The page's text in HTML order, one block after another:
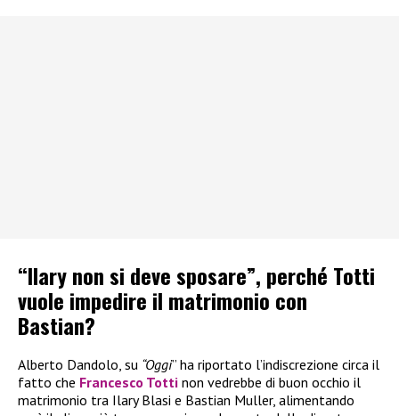
“Ilary non si deve sposare”, perché Totti
vuole impedire il matrimonio con
Bastian?
Alberto Dandolo, su “Oggi” ha riportato l’indiscrezione circa il
fatto che Francesco Totti non vedrebbe di buon occhio il
matrimonio tra Ilary Blasi e Bastian Muller, alimentando